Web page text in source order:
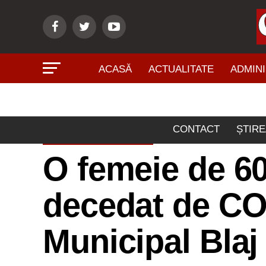
ACASĂ ACTUALITATE
CONTACT
O femeie de
decedat de
Municipal Blaj